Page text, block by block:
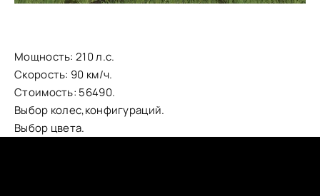
Мощность: 210 л.с.
Скорость: 90 км/ч.
Стоимость: 56490.
Выбор колес,конфигураций.
Выбор цвета.